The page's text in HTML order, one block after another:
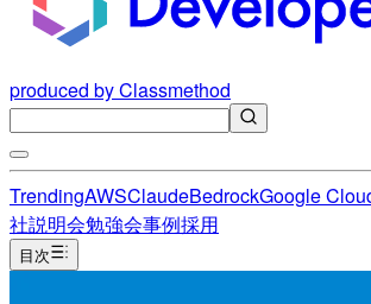
produced by Classmethod
TrendingAWSClaudeBedrockGoogle
社説明会勉強会事例採用
目次